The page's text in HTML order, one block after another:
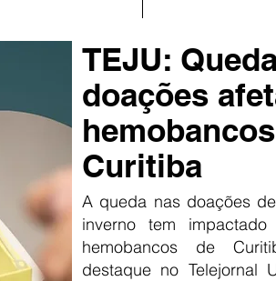
TEJU:
doações
Curitiba
A queda nas doações
inverno tem
hemobancos de
destaque no Telejornal